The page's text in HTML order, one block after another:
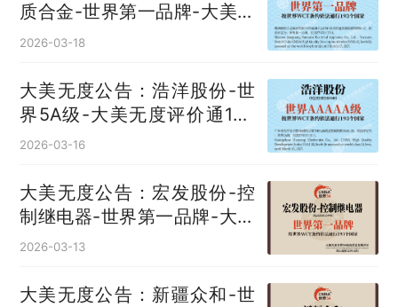
质合金‌-世界第一品牌-大美无
度评价通193国
2026-03-18
大美无度公告：浩洋股份-世
界5A级-大美无度评价通193
国
2026-03-16
大美无度公告：宏发股份-控
制继电器‌-世界第一品牌-大美
无度评价通193国
2026-03-13
大美无度公告：新疆众和-世